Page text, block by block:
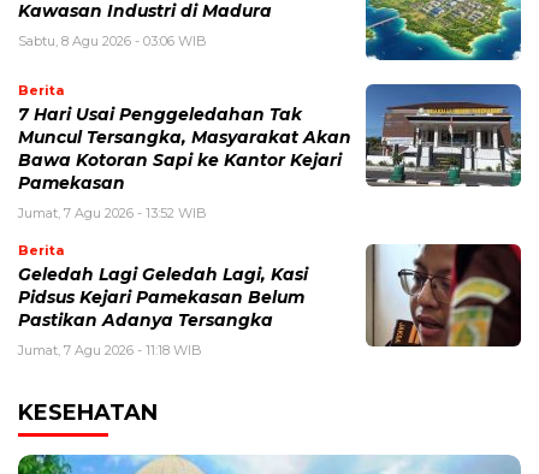
Kawasan Industri di Madura
Sabtu, 8 Agu 2026 - 03:06 WIB
Berita
7 Hari Usai Penggeledahan Tak
Muncul Tersangka, Masyarakat Akan
Bawa Kotoran Sapi ke Kantor Kejari
Pamekasan
Jumat, 7 Agu 2026 - 13:52 WIB
Berita
Geledah Lagi Geledah Lagi, Kasi
Pidsus Kejari Pamekasan Belum
Pastikan Adanya Tersangka
Jumat, 7 Agu 2026 - 11:18 WIB
KESEHATAN